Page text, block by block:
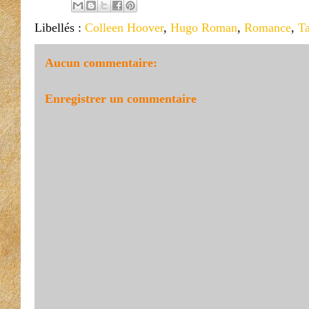
Libellés : Colleen Hoover, Hugo Roman, Romance,
Aucun commentaire:
Enregistrer un commentaire